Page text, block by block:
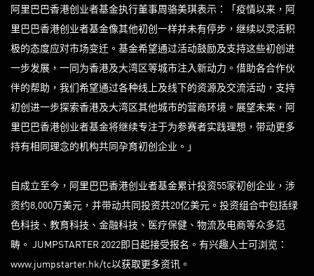
阿里巴巴香港创业者基金执行董事周骆美琪表示：「疫情以来，阿
里巴巴香港创业者基金像其他初创一样并未有停步，继续以灵活积
极的态度应对市场变迁。基金希望通过活动鼓励及支持这些初创进
一步发展，一同为香港及大湾区等城市注入新动力。借助各合作伙
伴的帮助，我们希望通过各种线上及线下的资源及交流活动，支持
初创进一步探索香港及大湾区其他城市的营商环境。展望未来，阿
里巴巴香港创业者基金将继续专注于为参赛者实践理想，带动更多
持有相同理念的机构共同孕育初创企业。」
自成立至今，阿里巴巴香港创业者基金累计投资55家初创企业，涉
资约8,000万美元，并带动共同投资共20亿美元。投资组合中包括绿
色科技、教育科技、金融科技、医疗保健、物流及电商等众多范
畴。 JUMPSTARTER 2022即日起接受报名。有兴趣人士可浏览：
www.jumpstarter.hk/tc以获取更多资讯。